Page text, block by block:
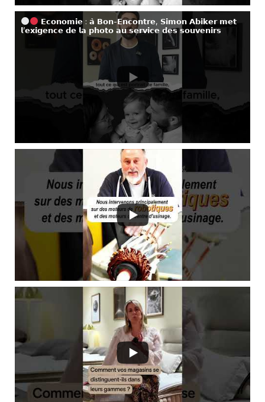
𝗘𝗰𝗼𝗻𝗼𝗺𝗶𝗲 : 𝗮̀ 𝗕𝗼𝗻-𝗘𝗻𝗰𝗼𝗻𝘁𝗿𝗲, 𝗦𝗶𝗺𝗼𝗻 𝗔𝗯𝗶𝗸𝗲𝗿 𝗺𝗲𝘁
𝗹’𝗲𝘅𝗶𝗴𝗲𝗻𝗰𝗲 𝗱𝗲 𝗹𝗮 𝗽𝗵𝗼𝘁𝗼 𝗮𝘂 𝘀𝗲𝗿𝘃𝗶𝗰𝗲 𝗱𝗲𝘀 𝘀𝗼𝘂𝘃𝗲𝗻𝗶𝗿𝘀